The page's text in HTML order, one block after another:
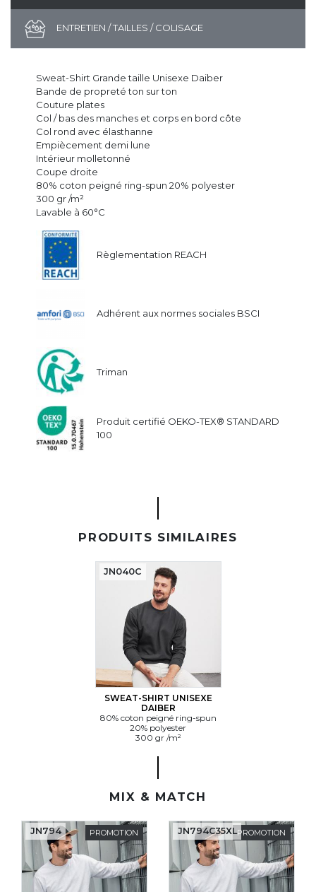
ENTRETIEN / TAILLES / COLISAGE
Sweat-Shirt Grande taille Unisexe Daiber
Bande de propreté ton sur ton
Couture plates
Col / bas des manches et corps en bord côte
Col rond avec élasthanne
Empiècement demi lune
Intérieur molletonné
Coupe droite
80% coton peigné ring-spun 20% polyester
300 gr /m²
Lavable à 60°C
Règlementation REACH
Adhérent aux normes sociales BSCI
Triman
Produit certifié OEKO-TEX® STANDARD
100
PRODUITS SIMILAIRES
SWEAT-SHIRT UNISEXE
DAIBER
80% coton peigné ring-spun
20% polyester
300 gr /m²
JN040C
MIX & MATCH
PROMOTION
JN794 PROMOTION
JN794C35XL